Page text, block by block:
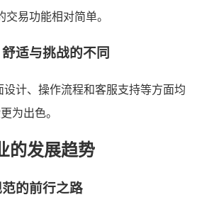
交易功能相对简单。
适与挑战的不同
设计、操作流程和客服支持等方面均
为出色。
的发展趋势
的前行之路